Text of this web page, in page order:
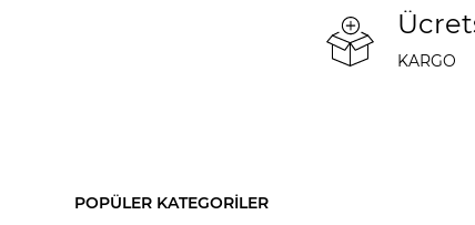
KARGO
POPÜLER KATEGORİLER